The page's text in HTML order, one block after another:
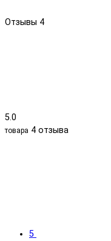
Отзывы 4
5.0
товара 4 отзыва
5